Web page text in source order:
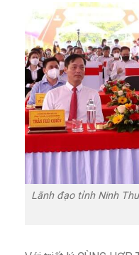
Lãnh đạo tỉnh Ninh